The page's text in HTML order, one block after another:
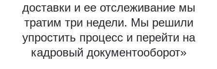
доставки и ее отслеживание мы
тратим три недели. Мы решили
упростить процесс и перейти на
кадровый документооборот»